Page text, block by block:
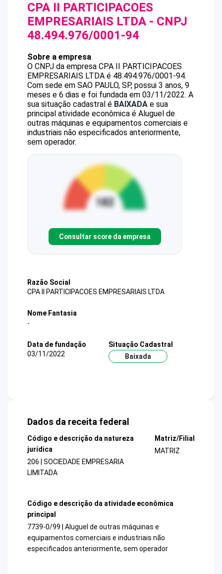
CPA II PARTICIPACOES
EMPRESARIAIS LTDA - CNPJ
48.494.976/0001-94
Sobre a empresa
O CNPJ da empresa CPA II PARTICIPACOES
EMPRESARIAIS LTDA é 48.494.976/0001-94.
Com sede em SAO PAULO, SP, possui 3 anos, 9
meses e 6 dias e foi fundada em 03/11/2022. A
sua situação cadastral é BAIXADA e sua
principal atividade econômica é Aluguel de
outras máquinas e equipamentos comerciais e
industriais não especificados anteriormente,
sem operador.
Consultar score da empresa
Razão Social
CPA II PARTICIPACOES EMPRESARIAIS LTDA
Nome Fantasia
-
Data de fundação
03/11/2022
Situação Cadastral
Baixada
Dados da receita federal
Código e descrição da natureza
jurídica
206 | SOCIEDADE EMPRESARIA
LIMITADA
Matriz/Filial
MATRIZ
Código e descrição da atividade econômica
principal
7739-0/99 | Aluguel de outras máquinas e
equipamentos comerciais e industriais não
especificados anteriormente, sem operador